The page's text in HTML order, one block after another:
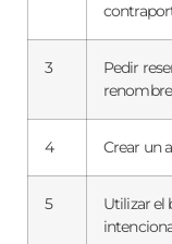
3
Pedir
renombre
4 Crear un
5
Utilizar el